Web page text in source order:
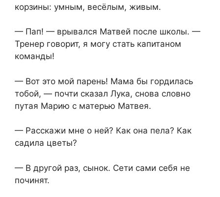
корзины: умным, весёлым, живым.
— Пап! — врывался Матвей после школы. —
Тренер говорит, я могу стать капитаном
команды!
— Вот это мой парень! Мама бы гордилась
тобой, — почти сказал Лука, снова словно
путая Марию с матерью Матвея.
— Расскажи мне о ней? Как она пела? Как
садила цветы?
— В другой раз, сынок. Сети сами себя не
починят.